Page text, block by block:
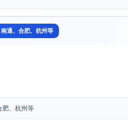
通、合肥、杭州等
肥、杭州等